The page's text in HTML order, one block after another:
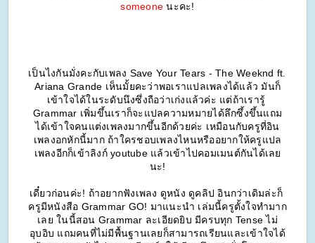
someone นะคะ!
เป็นไงกันมั่งคะกับเพลง Save Your Tears - The Weeknd ft.
Ariana Grande เห็นมั้ยคะว่าพอเราแปลเพลงได้แล้ว มันก็
เข้าใจได้ในระดับนึงซึ่งถือว่าเก่งแล้วค่ะ แต่ถ้าเรารู้
Grammar เพิ่มขึ้นเราก็จะแปลความหมายได้ลึกซึ้งขึ้นแถม
ได้เข้าใจคนแต่งเพลงมากขึ้นอีกด้วยค่ะ เหมือนกับครูที่อิน
เพลงอกหักนี้มาก ถ้าใครชอบเพลงไหนหรืออยากให้ครูแปล
เพลงอีกก็เข้าลิงก์ youtube แล้วเข้าไปคอมเมนต์กันได้เลย
นะ!
เดี๋ยวก่อนค่ะ! ถ้าอยากฟังเพลง ดูหนัง ดูคลิป อินกว่าเดิมล่ะก็
ครูมีหนังสือ Grammar GO! มาแนะนำ เล่มนี้ครูตั้งใจทำมาก
เลย ในนี้สอน Grammar ละเอียดยิบ มีครบทุก Tense ไม่
อุบอิบ แถมคนที่ไม่มีพื้นฐานเลยก็สามารถเรียนและเข้าใจได้